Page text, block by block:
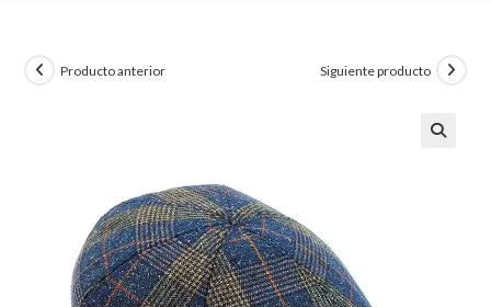
Producto anterior Siguiente producto